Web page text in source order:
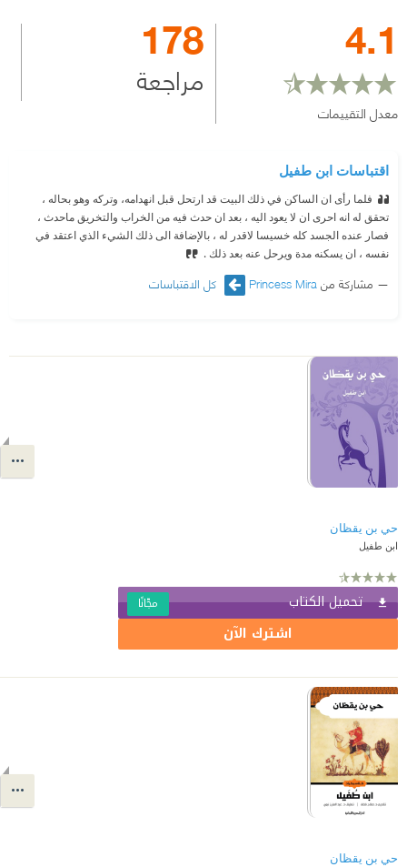
4.1
معدل التقييمات
178
مراجعة
اقتباسات ابن طفيل
فلما رأى ان الساكن في ذلك البيت قد ارتحل قبل انهدامه، وتركه وهو بحاله ،
تحقق له انه احرى ان لا يعود اليه ، بعد ان حدث فيه من الخراب والتخريق ماحدث ،
فصار عنده الجسد كله خسيسا لاقدر له ، بالإضافة الى ذلك الشيء الذي اعتقد في
نفسه ، ان يسكنه مدة ويرحل عنه بعد ذلك .
مشاركة منPrincess Mira كل الاقتباسات
حي بن يقظان
ابن طفيل
تحميل الكتاب مجّانًا
اشترك الآن
حي بن يقظان